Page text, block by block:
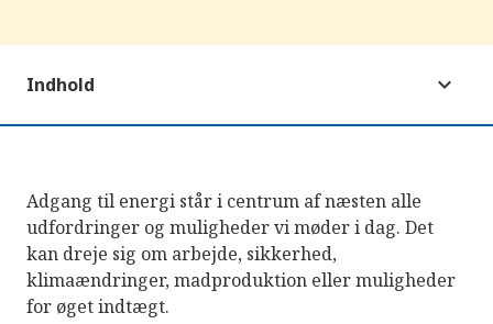
Indhold
Adgang til energi står i centrum af næsten alle
udfordringer og muligheder vi møder i dag. Det
kan dreje sig om arbejde, sikkerhed,
klimaændringer, madproduktion eller muligheder
for øget indtægt.